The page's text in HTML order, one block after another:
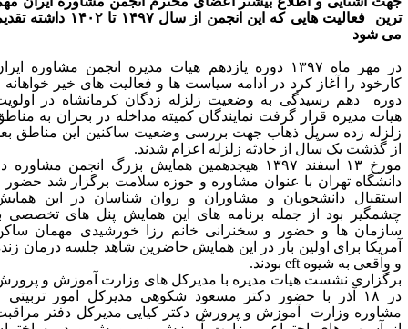
ترین فعالیت هایی که این انجمن از سال ۱۴۹۷ تا ۱۴۰۲ داشته تقدیم
شود
در مهر ماه ۱۳۹۷ دوره یازدهم هیات مدیره انجمن مشاوره ایران
را آغاز کرد در ادامه سیاست ها و فعالیت های خیر خواهانه و
دهم رسیدگی به وضعیت زلزله زدگان کرمانشاه در اولویت
مدیره قرار گرفت نمایندگان کمیته مداخله در بحران به مناطق
زده سرپل ذهاب جهت بررسی وضعیت ساکنین این مناطق بعد
گذشت یک سال از حادثه زلزله اعزام شدند.
۱۳ اسفند۱۳۹۷ هیجدهمین همایش بزرگ انجمن مشاوره در
تهران با عنوان مشاوره و حوزه سلامت برگزار شد حضور و
دانشجویان و مشاوران و روان شناسان در این همایش
بود از جمله برنامه های این همایش پنل های تخصصی با
ها و حضور و سخنرانی خانم رزا خورشیدی مهمان ساکن
برای اولین بار در این همایش حاضرین شاهد جلسه درمان زنده
واقعی به شیوهeftبودند.
نشست هیات مدیره با مدیرکل های وزارت آموزش و پرورش
۱۸آذر با حضور دکتر مسعود شکوهی مدیرکل امور تربیتی و
وزارت آموزش و پرورش دکتر کیایی مدیرکل دفتر مراقبت